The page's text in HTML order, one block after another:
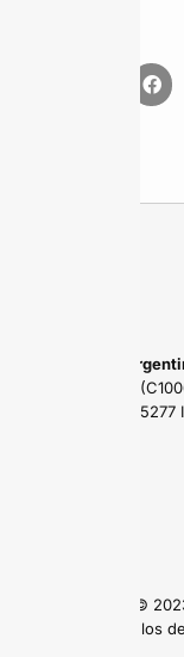
Instituto
Maipú 639
Tel: (54 11)
Copyright ©
Gas, todos los